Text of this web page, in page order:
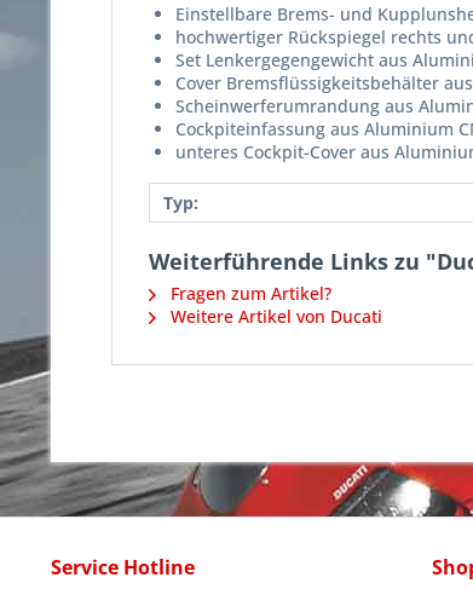
Einstellbare Brems- und
hochwertiger Rückspiegel rechts
Set Lenkergegengewicht aus
Cover Bremsflüssigkeitsbehälter
Scheinwerferumrandung aus
Cockpiteinfassung aus Aluminium
unteres Cockpit-Cover aus
Typ:
Weiterführende Links zu
Fragen zum Artikel?
Weitere Artikel von Ducati
Service Hotline